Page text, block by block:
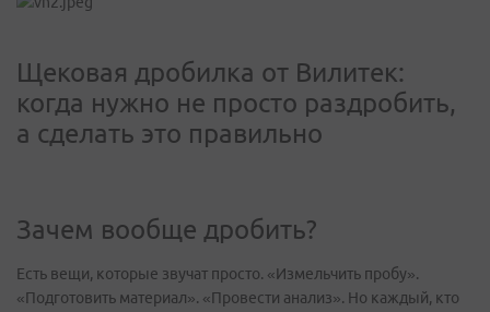
Щековая дробилка от Вилитек:
когда нужно не просто раздробить,
а сделать это правильно
Зачем вообще дробить?
Есть вещи, которые звучат просто. «Измельчить пробу».
«Подготовить материал». «Провести анализ». Но каждый, кто